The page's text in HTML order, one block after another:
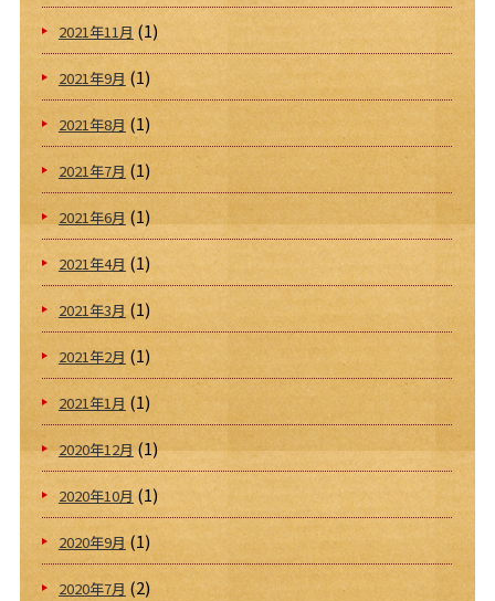
2021年11月 (1)
2021年9月 (1)
2021年8月(1)
2021年7月 (1)
2021年6月 (1)
2021年4月 (1)
2021年3月 (1)
2021年2月 (1)
2021年1月 (1)
2020年12月(1)
2020年10月(1)
2020年9月(1)
2020年7月 (2)